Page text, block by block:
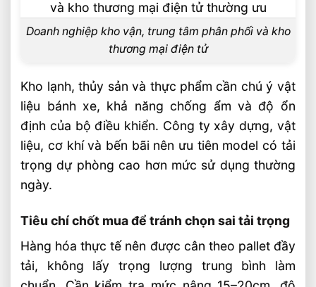
Doanh nghiệp kho vận, trung tâm phân phối và kho
thương mại điện tử
Kho lạnh, thủy sản và thực phẩm cần chú ý vật
liệu bánh xe, khả năng chống ẩm và độ ổn
định của bộ điều khiển. Công ty xây dựng, vật
liệu, cơ khí và bến bãi nên ưu tiên model có tải
trọng dự phòng cao hơn mức sử dụng thường
ngày.
Tiêu chí chốt mua để tránh chọn sai tải trọng
Hàng hóa thực tế nên được cân theo pallet đầy
tải, không lấy trọng lượng trung bình làm